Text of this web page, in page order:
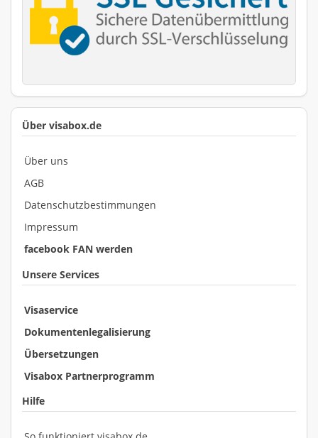
Über visabox.de
Über uns
AGB
Datenschutzbestimmungen
Impressum
facebook FAN werden
Unsere Services
Visaservice
Dokumentenlegalisierung
Übersetzungen
Visabox Partnerprogramm
Hilfe